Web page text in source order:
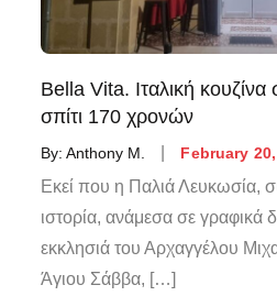
Bella Vita. Ιταλική κουζίνα
σπίτι 170 χρονών
By:Anthony M. February
Εκεί που η Παλιά Λευκωσία,
ιστορία, ανάμεσα σε γραφικά
εκκλησιά του Αρχαγγέλου
Άγιου Σάββα, […]